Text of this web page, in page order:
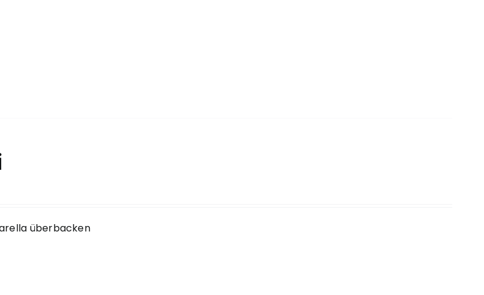
überbacken